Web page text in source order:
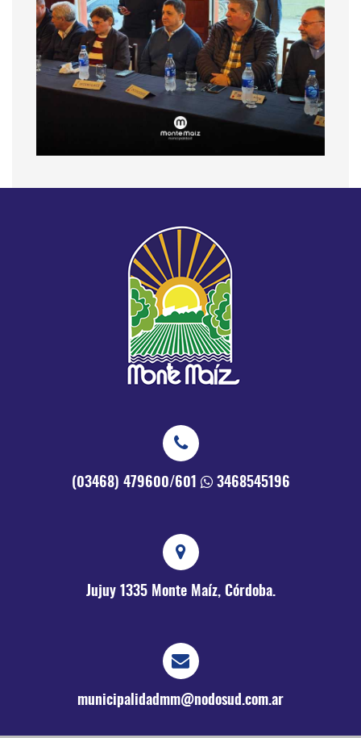
(03468) 479600/601 3468545196
Jujuy 1335 Monte Maíz, Córdoba.
municipalidadmm@nodosud.com.ar